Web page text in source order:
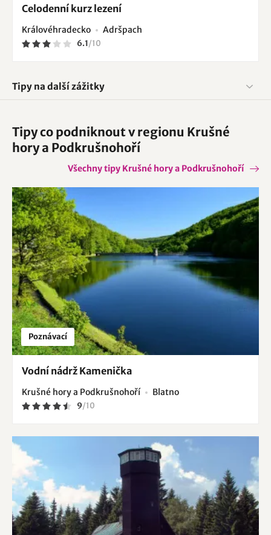
Celodenní kurz lezení
Královéhradecko Adršpach
6.1/10
Tipy na další zážitky
Tipy co podniknout v regionu Krušné
hory a Podkrušnohoří
Všechny tipy Krušné hory a Podkrušnohoří
Poznávací
Vodní nádrž Kamenička
Krušné hory a Podkrušnohoří Blatno
9/10